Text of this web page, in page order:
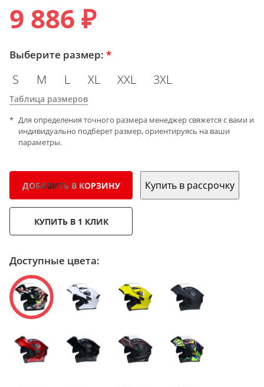
9 886 ₽
Выберите размер: *
S M L XL XXL 3XL
Таблица размеров
Для определения точного размера менеджер свяжется с вами и
индивидуально подберет размер, ориентируясь на ваши
параметры.
ДОБАВИТЬ В КОРЗИНУ Купить в рассрочку
КУПИТЬ В 1 КЛИК
Доступные цвета: